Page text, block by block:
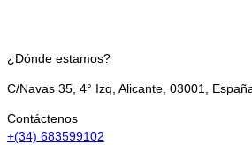
¿Dónde estamos?
C/Navas 35, 4° Izq, Alicante, 03001,
Contáctenos
+(34) 683599102